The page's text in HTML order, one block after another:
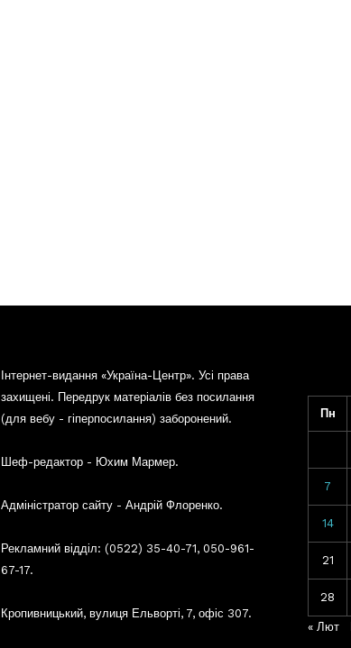
Інтернет-видання «Україна-Центр». Усі права
захищені. Передрук матеріалів без посилання
(для вебу - гіперпосилання) заборонений.
Шеф-редактор - Юхим Мармер.
Адміністратор сайту - Андрій Флоренко.
Рекламний відділ: (0522) 35-40-71, 050-961-
67-17.
Кропивницький, вулиця Ельворті, 7, офіс 307.
Пн
7
14
21
28
« Лют